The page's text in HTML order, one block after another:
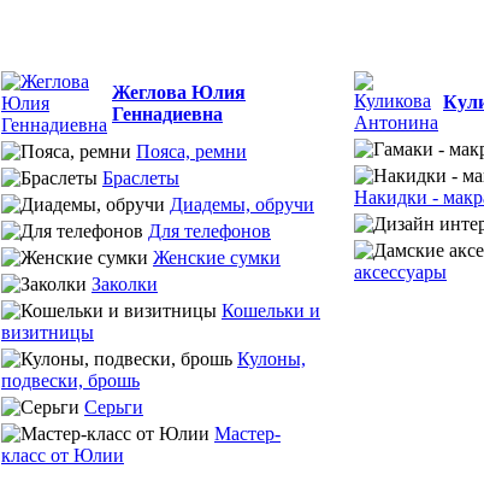
Жеглова Юлия
Геннадиевна
Пояса, ремни
Браслеты
Диадемы, обручи
Для телефонов
Женские сумки
Заколки
Кошельки и
визитницы
Кулоны,
подвески, брошь
Серьги
Мастер-
класс от Юлии
Накидки -
аксессуары